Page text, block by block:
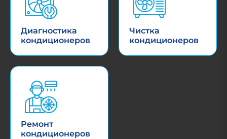
Диагностика
кондиционеров
Чистка
кондиционеров
Ремонт
кондиционеров